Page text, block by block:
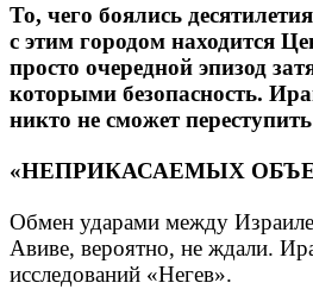
То, чего боялись
с этим городом находится
просто очередной эпизод
которыми безопасность.
никто не сможет
«НЕПРИКАСАЕМЫХ
Обмен ударами между
Авиве, вероятно, не ждали.
исследований «Негев».